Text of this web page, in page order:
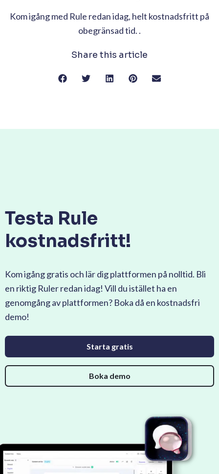
Kom igång med Rule redan idag, helt kostnadsfritt på
obegränsad tid. .
Share this article
Testa Rule
kostnadsfritt!
Kom igång gratis och lär dig plattformen på nolltid. Bli
en riktig Ruler redan idag! Vill du istället ha en
genomgång av plattformen? Boka då en kostnadsfri
demo!
Starta gratis
Boka demo